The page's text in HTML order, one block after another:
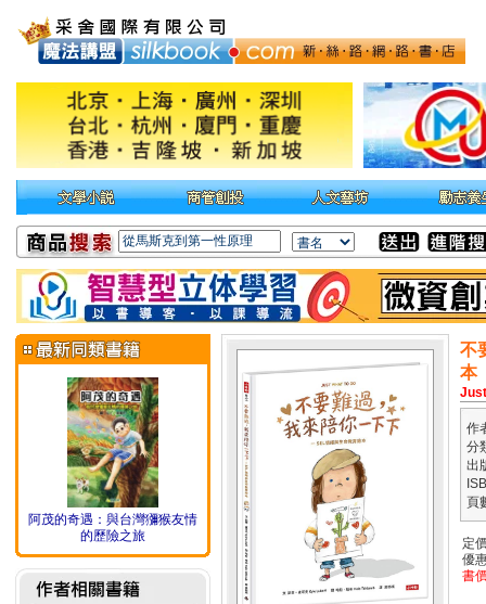
阿茂的奇遇：與台灣獼猴友情
的歷險之旅
不
本
作
分
出
頁
定
優
書